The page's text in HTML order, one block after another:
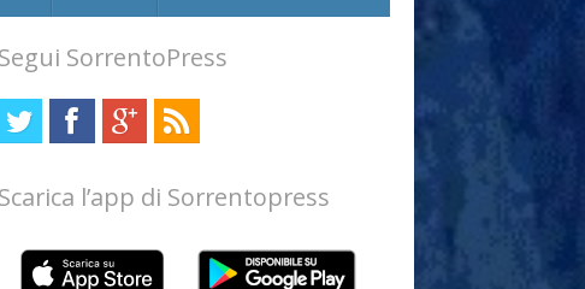
Segui SorrentoPress
Scarica l’app di Sorrentopress